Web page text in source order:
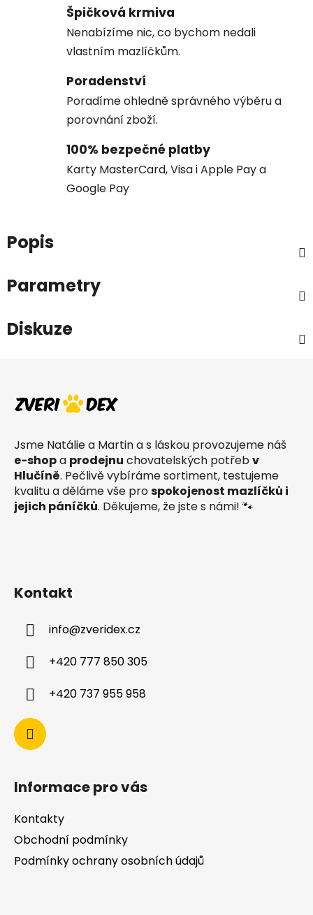
Špičková krmiva
Nenabízíme nic, co bychom nedali
vlastním mazlíčkům.
Poradenství
Poradíme ohledně správného výběru a
porovnání zboží.
100% bezpečné platby
Karty MasterCard, Visa i Apple Pay a
Google Pay
Popis
Parametry
Diskuze
Jsme Natálie a Martin a s láskou provozujeme náš
e-shopa prodejnu chovatelských potřebv
Hlučíně. Pečlivě vybíráme sortiment, testujeme
kvalitu a děláme vše prospokojenost mazlíčků i
jejich páníčků. Děkujeme, že jste s námi! 🐾
Kontakt
info@zveridex.cz
+420 777 850 305
+420 737 955 958
Informace pro vás
Kontakty
Obchodní podmínky
Podmínky ochrany osobních údajů